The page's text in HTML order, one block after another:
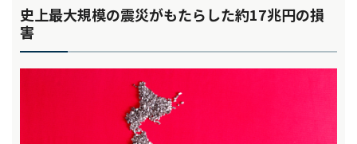
史上最大規模の震災がもたらした約17兆円の損
害